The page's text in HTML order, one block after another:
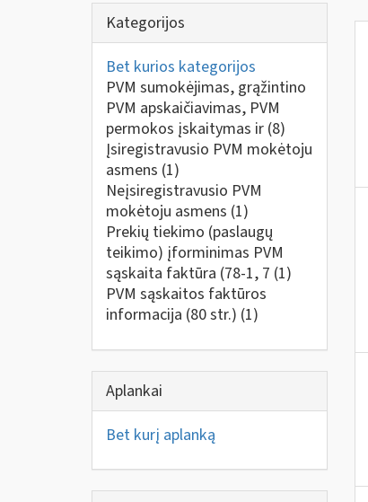
Kategorijos
Bet kurios kategorijos
PVM sumokėjimas, grąžintino
PVM apskaičiavimas, PVM
permokos įskaitymas ir (8)
Įsiregistravusio PVM mokėtoju
asmens (1)
Neįsiregistravusio PVM
mokėtoju asmens (1)
Prekių tiekimo (paslaugų
teikimo) įforminimas PVM
sąskaita faktūra (78-1, 7 (1)
PVM sąskaitos faktūros
informacija (80 str.) (1)
Aplankai
Bet kurį aplanką